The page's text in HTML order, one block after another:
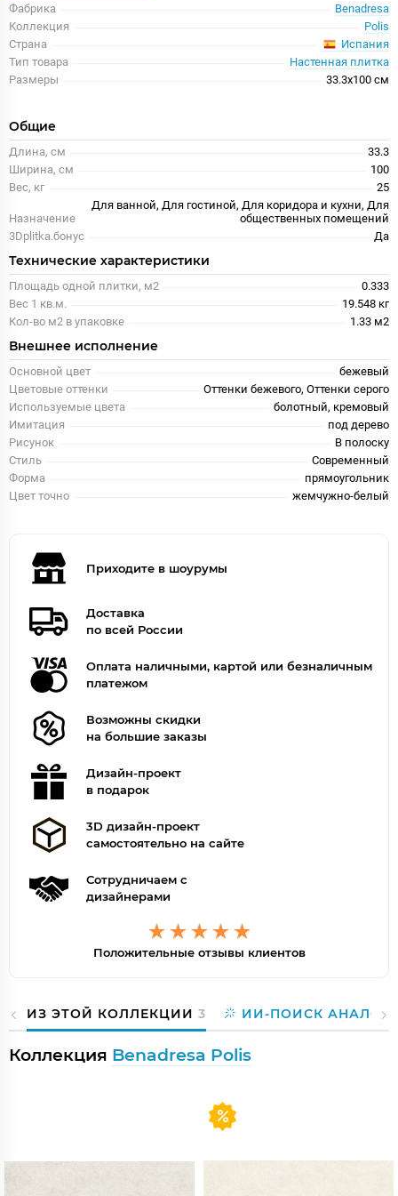
Фабрика
Benadresa
Коллекция
Polis
Страна
Испания
Тип товара
Настенная плитка
Размеры
33.3x100 см
Общие
Длина, см
33.3
Ширина, см
100
Вес, кг
25
Назначение
Для ванной, Для гостиной, Для коридора и кухни, Для
общественных помещений
3Dplitka.бонус
Да
Технические характеристики
Площадь одной плитки, м2
0.333
Вес 1 кв.м.
19.548 кг
Кол-во м2 в упаковке
1.33 м2
Внешнее исполнение
Основной цвет
бежевый
Цветовые оттенки
Оттенки бежевого, Оттенки серого
Используемые цвета
болотный, кремовый
Имитация
под дерево
Рисунок
В полоску
Стиль
Современный
Форма
прямоугольник
Цвет точно
жемчужно-белый
Приходите в шоурумы
Доставка
по всей России
Оплата наличными, картой или безналичным
платежом
Возможны скидки
на большие заказы
Дизайн-проект
в подарок
3D дизайн-проект
самостоятельно на сайте
Сотрудничаем с
дизайнерами
Положительные отзывы клиентов
ИЗ ЭТОЙ КОЛЛЕКЦИИ 3 ИИ-ПОИСК
Коллекция Benadresa Polis